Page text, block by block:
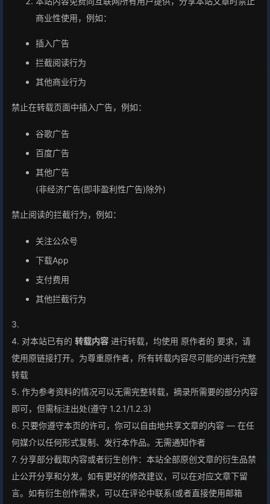
商业性使用，例如：
插入广告
拦截阅读行为
其他商业行为
禁止在转载页面中插入广告，例如：
谷歌广告
百度广告
其他广告
(非经济广告(即非盈利性广告)除外)
禁止阅读的拦截行为，例如：
关注公众号
下载App
支付费用
其他拦截行为
3.
4. 对本站已有的 转载内容 进行转载，均使用 原作者的 要求，请
使用原链接打开。为尊重原作者，所有转载内容尽可能的进行完整
转载
5. 作为参考资料的情况可以无需完整转载，摘录所需要的部分内容
即可，但需标注出处(遵守 1.2.1/1.2.3)
6. 只要你遵守本页的许可，你可以自由地共享文章的内容 — 在任
何媒介以任何形式复制、发行本作品。无需通知作者
7. 分享部分截取内容或者衍生创作：本站全部原创文章的衍生品禁
止公开分享和分发。如有更好的修改建议，可以在对应文章下留
言。如有衍生创作需求，可以在评论中联系(或者直接使用邮箱